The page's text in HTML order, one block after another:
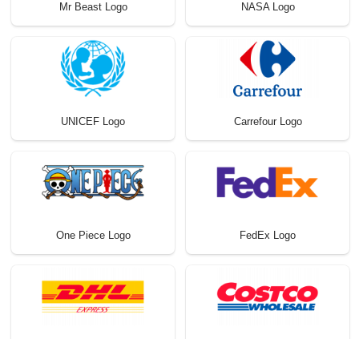
Mr Beast Logo NASA Logo
UNICEF Logo Carrefour Logo
One Piece Logo FedEx Logo